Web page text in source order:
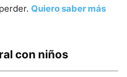
Quiero saber más
con niños